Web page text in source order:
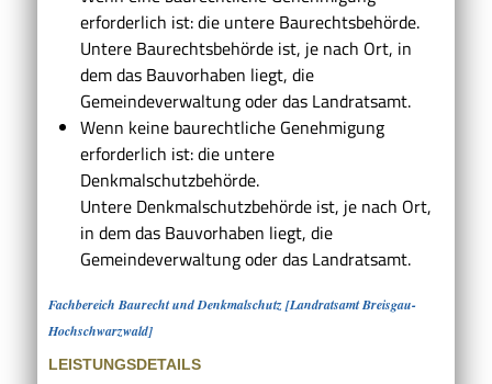
erforderlich ist: die untere Baurechtsbehörde.
Untere Baurechtsbehörde ist, je nach Ort, in
dem das Bauvorhaben liegt, die
Gemeindeverwaltung oder das Landratsamt.
Wenn keine baurechtliche Genehmigung
erforderlich ist: die untere
Denkmalschutzbehörde.
Untere Denkmalschutzbehörde ist, je nach Ort,
in dem das Bauvorhaben liegt, die
Gemeindeverwaltung oder das Landratsamt.
Fachbereich Baurecht und Denkmalschutz [Landratsamt Breisgau-
Hochschwarzwald]
LEISTUNGSDETAILS